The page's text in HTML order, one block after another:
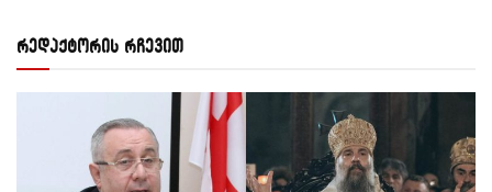
რედაქტორის რჩევით